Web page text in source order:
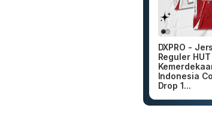
DXPRO -
Reguler HUT
Indonesia
Drop 1...